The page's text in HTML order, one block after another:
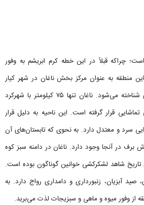
چراکه قبلاً در این خطه کرم ابریشم به وفور
منطقه به عنوان مرکز بخش ناغان در شهر کیار
استان چهار محال و بختیاری شناخته می‌شود. ناغان تنها ۷۵ کیلومتر با شهرکرد
قرار گرفته است. این ناحیه به دلیل قرار
سرد و معتدل دارد. به نحوی که تابستان‌های آن
برف در آنجا وجود دارد. ناغان در دامنه سبز کوه
تاریخ شاهد لشکرکشی خوانین گوناگون بوده است.
صید آبزیان، زنبورداری و دامداری رواج دارد. به
از وفور میوه و ماهی و سبزیجات لذت می‌برید.